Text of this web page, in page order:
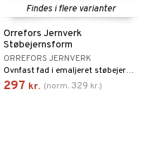
Findes i flere varianter
Orrefors Jernverk
Støbejernsform
ORREFORS JERNVERK
Ovnfast fad i emaljeret støbejern af højeste kvalitet. Designet til at lede og holde på varmen under madlavningen.
297 kr. (norm. 329 kr.)